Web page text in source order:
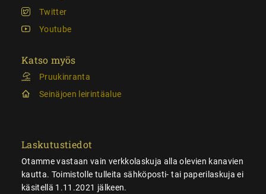
Twitter
Youtube
Katso myös
Pruukinranta
Seinäjoen leirintäalue
Laskutustiedot
Otamme vastaan vain verkkolaskuja alla olevien kanavien
kautta. Toimistolle tulleita sähköposti- tai paperilaskuja ei
käsitellä 1.11.2021 jälkeen.